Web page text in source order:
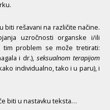
biti rešavani na različite načine.
uzročnosti organske i/ili
problem se može tretirati:
i dr.),seksualnom terapijom
individualno, tako i u paru), i
biti u nastavku teksta…